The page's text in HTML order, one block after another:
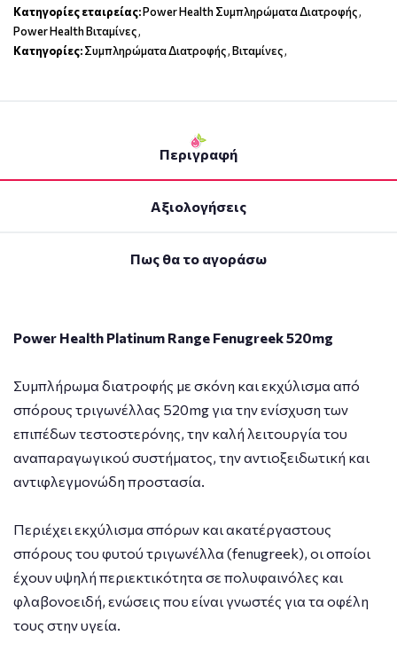
Κατηγορίες εταιρείας:Power Health Συμπληρώματα Διατροφής,
Power Health Βιταμίνες,
Κατηγορίες:Συμπληρώματα Διατροφής,Βιταμίνες,
Περιγραφή
Αξιολογήσεις
Πως θα το αγοράσω
Power Health Platinum Range Fenugreek 520mg
Συμπλήρωμα διατροφής με σκόνη και εκχύλισμα από
σπόρους τριγωνέλλας 520mg για την ενίσχυση των
επιπέδων τεστοστερόνης, την καλή λειτουργία του
αναπαραγωγικού συστήματος, την αντιοξειδωτική και
αντιφλεγμονώδη προστασία.
Περιέχει εκχύλισμα σπόρων και ακατέργαστους
σπόρους του φυτού τριγωνέλλα (fenugreek), οι οποίοι
έχουν υψηλή περιεκτικότητα σε πολυφαινόλες και
φλαβονοειδή, ενώσεις που είναι γνωστές για τα οφέλη
τους στην υγεία.